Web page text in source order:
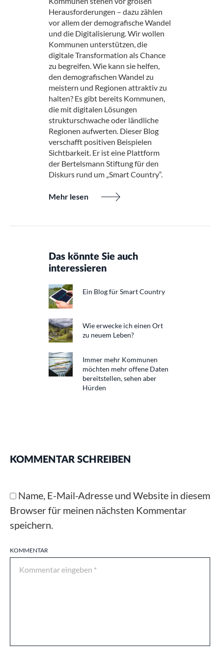
Herausforderungen – dazu zählen
vor allem der demografische Wandel
und die Digitalisierung. Wir wollen
Kommunen unterstützen, die
digitale Transformation als Chance
zu begreifen. Wie kann sie helfen,
den demografischen Wandel zu
meistern und Regionen attraktiv zu
halten? Es gibt bereits Kommunen,
die mit digitalen Lösungen
strukturschwache oder ländliche
Regionen aufwerten. Dieser Blog
verschafft positiven Beispielen
Sichtbarkeit. Er ist eine Plattform
der Bertelsmann Stiftung für den
Diskurs rund um „Smart Country“.
Mehr lesen
Das könnte Sie auch
interessieren
Ein Blog für Smart Country
Wie erwecke ich einen Ort
zu neuem Leben?
Immer mehr Kommunen
möchten mehr offene Daten
bereitstellen, sehen aber
Hürden
KOMMENTAR SCHREIBEN
KOMMENTAR
Name, E-Mail-Adresse und Website in diesem
Browser für meinen nächsten Kommentar
speichern.